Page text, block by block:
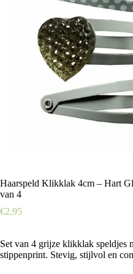
Haarspeld Klikklak 4cm – Hart
van 4
€2,95
Set van 4 grijze klikklak speldjes
stippenprint. Stevig, stijlvol en